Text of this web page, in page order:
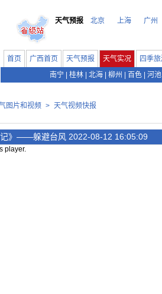
天气预报
北京 上海 广州
首页 广西首页 天气预报 天气实况
四季
南宁
桂林 北海 柳州 百色 河池
图片和视频 > 天气视频快报
》——​躲避台风 2022-08-12 16:05:09
player.